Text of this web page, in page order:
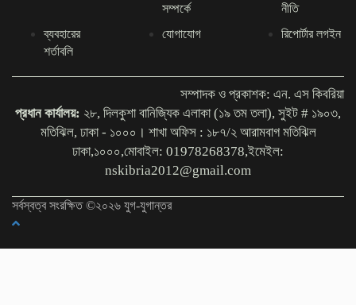
সম্পর্কে
নীতি
ব্যবহারের
শর্তাবলি
যোগাযোগ রিপোর্টার লগইন
সম্পাদক ও প্রকাশক: এন. এস কিবরিয়া
প্রধান কার্যালয়: ২৮, দিলকুশা বানিজ্যিক এলাকা (১৯ তম তলা), সুইট # ১৯০৩,
মতিঝিল, ঢাকা - ১০০০। শাখা অফিস : ১৮৭/২ আরামবাগ মতিঝিল
ঢাকা,১০০০,মোবাইল: 01978268378,ইমেইল:
nskibria2012@gmail.com
সর্বস্বত্ব সংরক্ষিত ©২০২৬ যুগ-যুগান্তর